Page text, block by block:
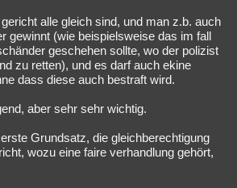
alle gleich sind, und man z.b. auch
gewinnt (wie beispielsweise das im fall
geschehen sollte, wo der polizist
zu retten), und es darf auch ekine
dass diese auch bestraft wird.
aber sehr sehr wichtig.
Grundsatz, die gleichberechtigung
wozu eine faire verhandlung gehört,